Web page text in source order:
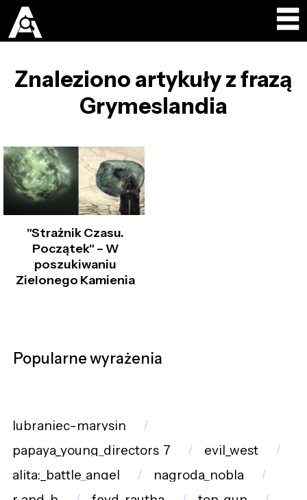
Znaleziono artykuły z frazą
Grymeslandia
"Strażnik Czasu.
Początek" – W
poszukiwaniu
Zielonego Kamienia
Popularne wyrażenia
lubraniec-marysin
papaya_young_directors_7
evil_west
alita:_battle_angel
nagroda_nobla